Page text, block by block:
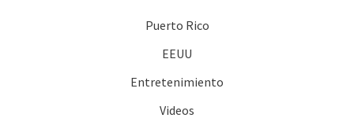
Puerto Rico
EEUU
Entretenimiento
Videos